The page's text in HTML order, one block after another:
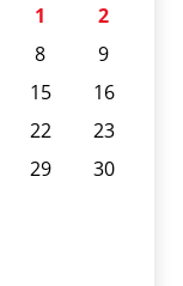
1
2
8
9
15
16
22
23
29
30